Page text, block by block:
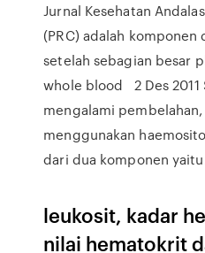
Jurnal Kesehatan
(PRC) adalah
setelah sebagian besar
whole blood 2 Des 2011
mengalami
menggunakan
dari dua komponen
leukosit, kadar
nilai hematokrit